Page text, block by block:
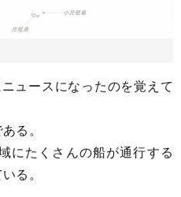
ュースになったのを覚えて
る。
にたくさんの船が通行する
る。